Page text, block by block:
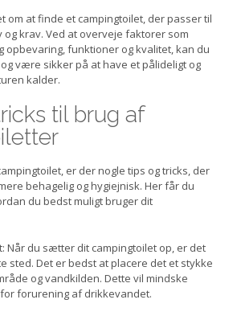
om at finde et campingtoilet, der passer til
krav. Ved at overveje faktorer som
opbevaring, funktioner og kvalitet, kan du
være sikker på at have et pålideligt og
kalder.
til brug af
er der nogle tips og tricks, der
behagelig og hygiejnisk. Her får du
du bedst muligt bruger dit
Når du sætter dit campingtoilet op, er det
sted. Det er bedst at placere det et stykke
og vandkilden. Dette vil mindske
forurening af drikkevandet.